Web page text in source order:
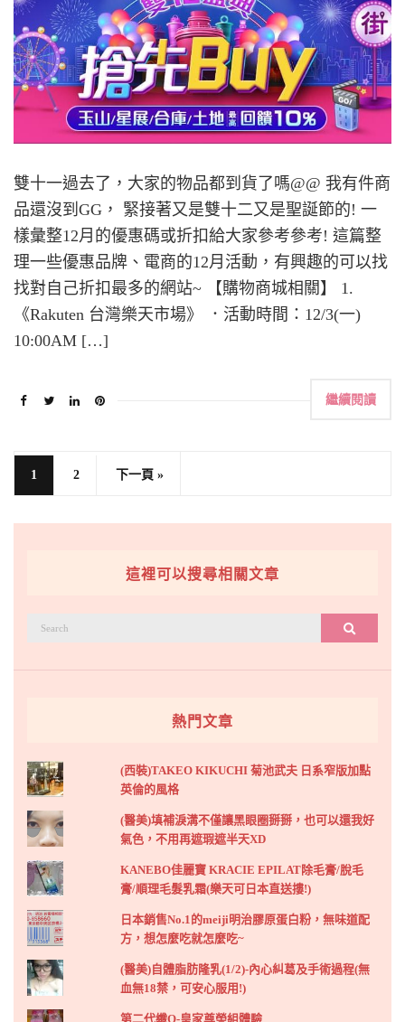
雙十一過去了，大家的物品都到貨了嗎@@ 我有件商
品還沒到GG， 緊接著又是雙十二又是聖誕節的! 一
樣彙整12月的優惠碼或折扣給大家參考參考! 這篇整
理一些優惠品牌、電商的12月活動，有興趣的可以找
找對自己折扣最多的網站~ 【購物商城相關】 1.
《Rakuten 台灣樂天市場》 ．活動時間：12/3(一)
10:00AM […]
繼續閱讀
1 2 下一頁 »
這裡可以搜尋相關文章
搜尋
熱門文章
(西裝)TAKEO KIKUCHI 菊池武夫 日系窄版加點
英倫的風格
(醫美)填補淚溝不僅讓黑眼圈掰掰，也可以還我好
氣色，不用再遮瑕遮半天XD
KANEBO佳麗寶 KRACIE EPILAT除毛膏/脫毛
膏/順理毛髮乳霜(樂天可日本直送摟!)
日本銷售No.1的meiji明治膠原蛋白粉，無味道配
方，想怎麼吃就怎麼吃~
(醫美)自體脂肪隆乳(1/2)-內心糾葛及手術過程(無
血無18禁，可安心服用!)
第二代纖Q-皇家尊榮組體驗